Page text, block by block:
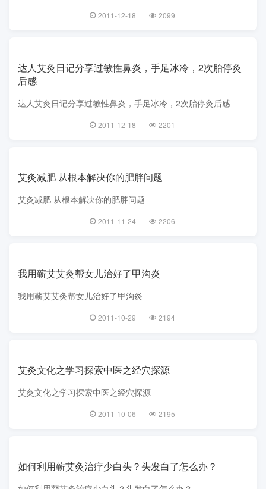
2011-12-18 2099
达人艾灸日记分享过敏性鼻炎，手足冰冷，2次胎停灸
后感
达人艾灸日记分享过敏性鼻炎，手足冰冷，2次胎停灸后感
2011-12-18 2201
艾灸减肥 从根本解决你的肥胖问题
艾灸减肥 从根本解决你的肥胖问题
2011-11-24 2206
我用蕲艾艾灸帮女儿治好了甲沟炎
我用蕲艾艾灸帮女儿治好了甲沟炎
2011-10-29 2194
艾灸文化之学习探索中医之经穴探源
艾灸文化之学习探索中医之经穴探源
2011-10-06 2195
如何利用蕲艾灸治疗少白头？头发白了怎么办？